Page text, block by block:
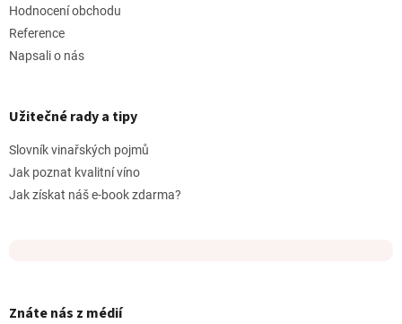
Hodnocení obchodu
Reference
Napsali o nás
Užitečné rady a tipy
Slovník vinařských pojmů
Jak poznat kvalitní víno
Jak získat náš e-book zdarma?
Znáte nás z médií